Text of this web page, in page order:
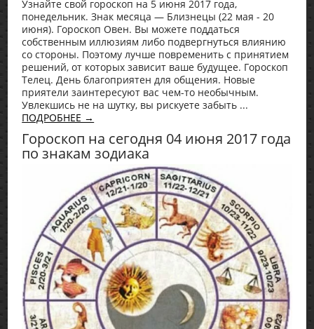
Узнайте свой гороскоп на 5 июня 2017 года,
понедельник. Знак месяца — Близнецы (22 мая - 20
июня). Гороскоп Овен. Вы можете поддаться
собственным иллюзиям либо подвергнуться влиянию
со стороны. Поэтому лучше повременить с принятием
решений, от которых зависит ваше будущее. Гороскоп
Телец. День благоприятен для общения. Новые
приятели заинтересуют вас чем-то необычным.
Увлекшись не на шутку, вы рискуете забыть ...
ПОДРОБНЕЕ →
Гороскоп на сегодня 04 июня 2017 года
по знакам зодиака